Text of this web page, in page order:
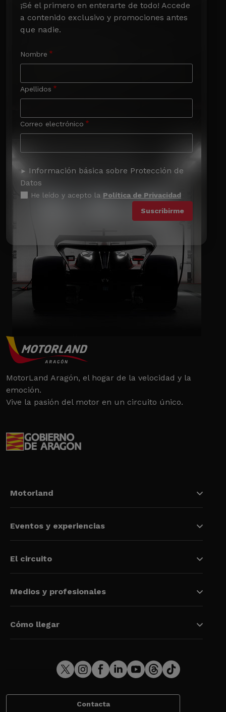
¡Sé el primero en enterarte de todo! Accede
a contenido exclusivo y promociones antes
que nadie.
Nombre
Apellidos
Correo electrónico
Información básica sobre Protección de
Datos
He leído y acepto la Política de Privacidad
MotorLand Aragón, el hogar de la velocidad y la
emoción.
Vive la pasión del motor en un circuito único.
Motorland
Eventos y experiencias
El circuito
Medios y profesionales
Cómo llegar
Contacta